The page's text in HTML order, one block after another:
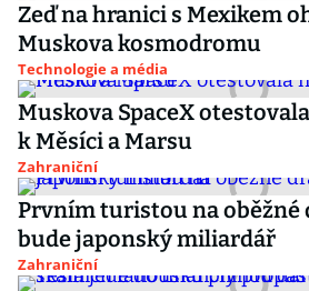
Zeď na hranici s Mexikem
Muskova kosmodromu
Technologie a média
Muskova SpaceX
k Měsíci a Marsu
Zahraniční
Prvním turistou na oběžné
bude japonský miliardář
Zahraniční